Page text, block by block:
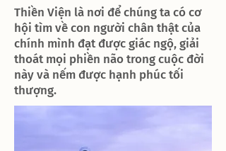
Thiền Viện là nơi để chúng ta có cơ
hội tìm về con người chân thật của
chính mình đạt được giác ngộ, giải
thoát mọi phiền não trong cuộc đời
này và nếm được hạnh phúc tối
thượng.